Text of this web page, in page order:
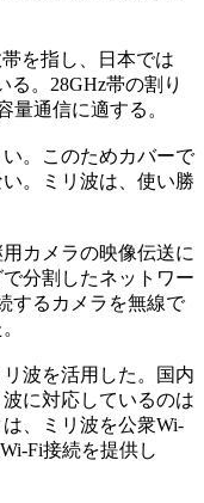
を指し、日本では
る。28GHz帯の割り
量通信に適する。
。このためカバーで
。ミリ波は、使い勝
カメラの映像伝送に
分割したネットワー
するカメラを無線で
波を活用した。国内
に対応しているのは
、ミリ波を公衆Wi-
Fi接続を提供し